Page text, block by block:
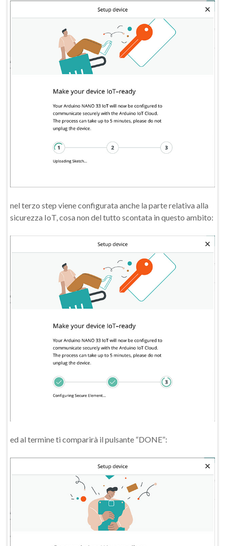
nel terzo step viene configurata anche la parte relativa alla
sicurezza IoT, cosa non del tutto scontata in questo ambito:
ed al termine ti comparirà il pulsante “DONE”: